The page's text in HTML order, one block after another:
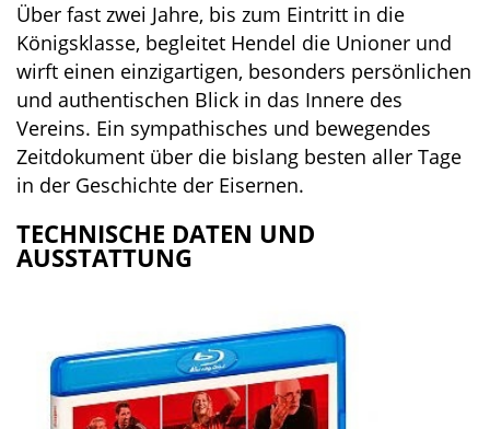
Über fast zwei Jahre, bis zum Eintritt in die
Königsklasse, begleitet Hendel die Unioner und
wirft einen einzigartigen, besonders persönlichen
und authentischen Blick in das Innere des
Vereins. Ein sympathisches und bewegendes
Zeitdokument über die bislang besten aller Tage
in der Geschichte der Eisernen.
TECHNISCHE DATEN UND
AUSSTATTUNG